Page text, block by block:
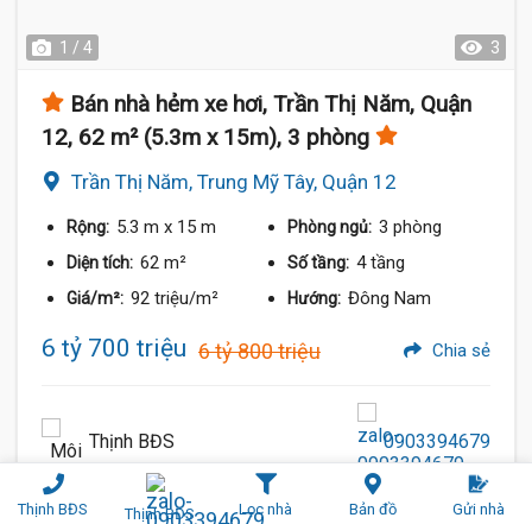
Thịnh BĐS Thịnh BĐS Lọc nhà Bản đồ Gửi nhà
1 / 4 3
Bán nhà hẻm xe hơi, Trần Thị Năm, Quận
12, 62 m² (5.3m x 15m), 3 phòng
Trần Thị Năm, Trung Mỹ Tây, Quận 12
Rộng: 5.3 m x 15 m Phòng ngủ: 3 phòng
Diện tích: 62 m² Số tầng: 4 tầng
Giá/m²: 92 triệu/m² Hướng: Đông Nam
6 tỷ 700 triệu 6 tỷ 800 triệu Chia sẻ
Thịnh BĐS 0903394679